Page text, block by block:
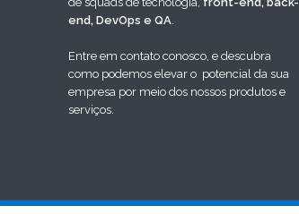
end, DevOps e QA
Entre em contato conosco, e descubra
como podemos elevar o potencial da sua
empresa por meio dos nossos produtos e
serviços.